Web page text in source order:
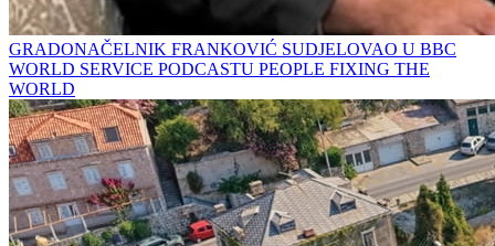
GRADONAČELNIK FRANKOVIĆ SUDJELOVAO U BBC
WORLD SERVICE PODCASTU PEOPLE FIXING THE
WORLD